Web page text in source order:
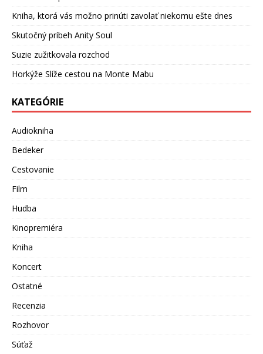
Kniha, ktorá vás možno prinúti zavolať niekomu ešte dnes
Skutočný príbeh Anity Soul
Suzie zužitkovala rozchod
Horkýže Slíže cestou na Monte Mabu
KATEGÓRIE
Audiokniha
Bedeker
Cestovanie
Film
Hudba
Kinopremiéra
Kniha
Koncert
Ostatné
Recenzia
Rozhovor
Súťaž